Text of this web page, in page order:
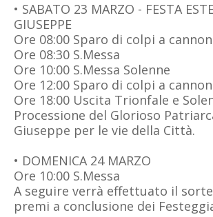
• SABATO 23 MARZO - FESTA
GIUSEPPE
Ore 08:00 Sparo di colpi a
Ore 08:30 S.Messa
Ore 10:00 S.Messa Solenne
Ore 12:00 Sparo di colpi a
Ore 18:00 Uscita Trionfale e
Processione del Glorioso
Giuseppe per le vie della Città.
• DOMENICA 24 MARZO
Ore 10:00 S.Messa
A seguire verrà effettuato il
premi a conclusione dei